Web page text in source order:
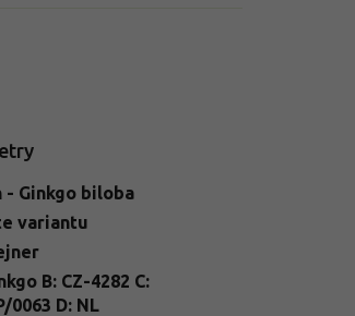
- Ginkgo biloba
variantu
B: CZ-4282 C:
0063 D: NL